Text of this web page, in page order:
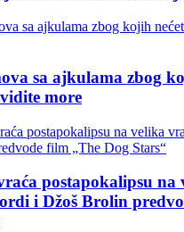
sa ajkulama zbog
more
postapokalipsu na
i Džoš Brolin